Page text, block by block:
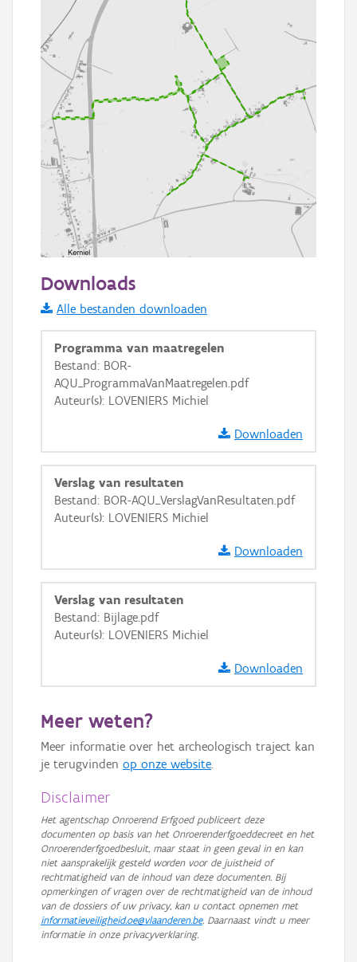
Informatie Vlaanderen
i
+ −
Basis Lagen
Ortho
GRB-Basiskaart in grijswaarden
Downloads
Alle bestanden downloaden
Programma van maatregelen
Bestand: BOR-
AQU_ProgrammaVanMaatregelen.pdf
Auteur(s): LOVENIERS Michiel
Downloaden
Verslag van resultaten
Bestand: BOR-AQU_VerslagVanResultaten.pdf
Auteur(s): LOVENIERS Michiel
Downloaden
Verslag van resultaten
Bestand: Bijlage.pdf
Auteur(s): LOVENIERS Michiel
Downloaden
Meer weten?
Meer informatie over het archeologisch traject kan
je terugvinden op onze website.
Disclaimer
Het agentschap Onroerend Erfgoed publiceert deze
documenten op basis van het Onroerenderfgoeddecreet en het
Onroerenderfgoedbesluit, maar staat in geen geval in en kan
niet aansprakelijk gesteld worden voor de juistheid of
rechtmatigheid van de inhoud van deze documenten. Bij
opmerkingen of vragen over de rechtmatigheid van de inhoud
van de dossiers of uw privacy, kan u contact opnemen met
informatieveiligheid.oe@vlaanderen.be. Daarnaast vindt u meer
informatie in onze privacyverklaring.